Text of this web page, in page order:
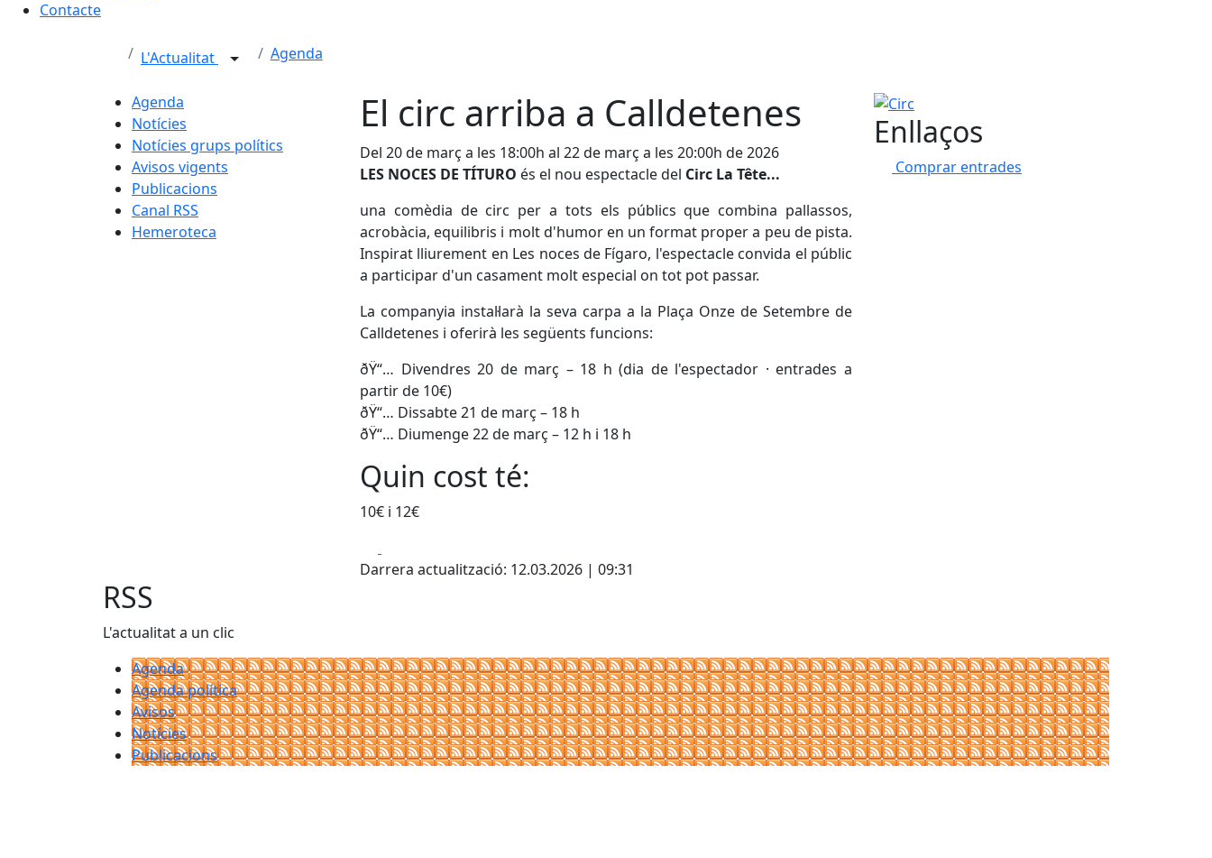
Contacte
L'Actualitat Agenda
Agenda
Notícies
Notícies grups polítics
Avisos vigents
Publicacions
Canal RSS
Hemeroteca
El circ arriba a Calldetenes
Del 20 de març a les 18:00h al 22 de març a les 20:00h de 2026
LES NOCES DE TÍTURO és el nou espectacle del Circ La Tête...
una comèdia de circ per a tots els públics que combina pallassos,
acrobàcia, equilibris i molt d'humor en un format proper a peu de pista.
Inspirat lliurement en Les noces de Fígaro, l'espectacle convida el públic
a participar d'un casament molt especial on tot pot passar.
La companyia instal·larà la seva carpa a la Plaça Onze de Setembre de
Calldetenes i oferirà les següents funcions:
ðŸ“… Divendres 20 de març – 18 h (dia de l'espectador · entrades a
partir de 10€)
ðŸ“… Dissabte 21 de març – 18 h
ðŸ“… Diumenge 22 de març – 12 h i 18 h
Quin cost té:
10€ i 12€
Darrera actualització: 12.03.2026 | 09:31
Circ
Enllaços
Comprar entrades
RSS
L'actualitat a un clic
Agenda
Agenda política
Avisos
Notícies
Publicacions